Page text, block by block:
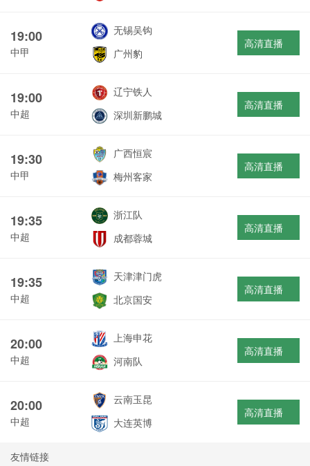
19:00
中甲
无锡吴钩
广州豹
高清直播
19:00
中超
辽宁铁人
深圳新鹏城
高清直播
19:30
中甲
广西恒宸
梅州客家
高清直播
19:35
中超
浙江队
成都蓉城
高清直播
19:35
中超
天津津门虎
北京国安
高清直播
20:00
中超
上海申花
河南队
高清直播
20:00
中超
云南玉昆
大连英博
高清直播
友情链接